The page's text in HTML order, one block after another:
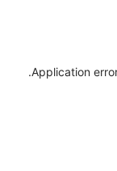
Application
.